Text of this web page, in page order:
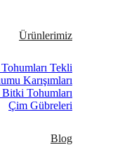
Ürünlerimiz
Tekli
Karışımları
Tohumları
Çim Gübreleri
Blog